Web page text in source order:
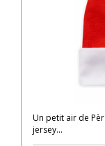
Un petit air de
jersey...